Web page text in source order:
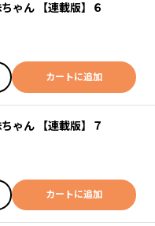
ゃん 【連載版】６
カートに追加
ゃん 【連載版】７
カートに追加